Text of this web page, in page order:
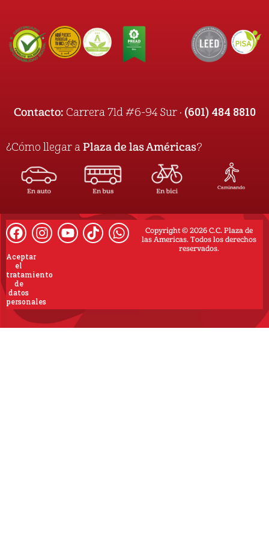
Contacto: Carrera 71d #6-94 Sur · (601) 484 8810
¿Cómo llegar a Plaza de las Américas?
Copyright © 2026 C.C. Plaza de
las Americas. Todos los derechos
reservados.
Aceptar
el
tratamiento
de
datos
personales